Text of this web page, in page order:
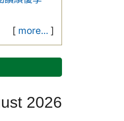
[ more... ]
2026